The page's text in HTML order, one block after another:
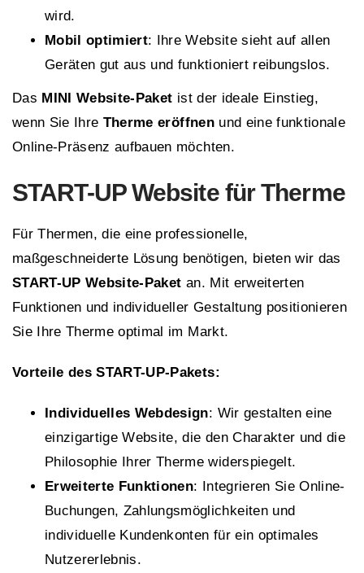
wird.
Mobil optimiert: Ihre Website sieht auf allen
Geräten gut aus und funktioniert reibungslos.
Das MINI Website-Paket ist der ideale Einstieg,
wenn Sie Ihre Therme eröffnenund eine funktionale
Online-Präsenz aufbauen möchten.
START-UPWebsite für Therme
Für Thermen, die eine professionelle,
maßgeschneiderte Lösung benötigen, bieten wir das
START-UP Website-Paket an. Mit erweiterten
Funktionen und individueller Gestaltung positionieren
Sie Ihre Therme optimal im Markt.
Vorteile des START-UP-Pakets:
Individuelles Webdesign: Wir gestalten eine
einzigartige Website, die den Charakter und die
Philosophie Ihrer Therme widerspiegelt.
Erweiterte Funktionen: Integrieren Sie Online-
Buchungen, Zahlungsmöglichkeiten und
individuelle Kundenkonten für ein optimales
Nutzererlebnis.